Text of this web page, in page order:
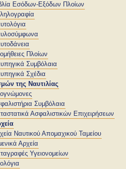
Εσόδων-Εξόδων Πλοίων
Πλοίων
Συμβόλαια
Σχέδια
της Ναυτιλίας
Συμβόλαια
Ασφαλιστικών Επιχειρήσεων
Ναυτικού Απομαχικού Ταμείου
Αρχεία
Υγειονομείων